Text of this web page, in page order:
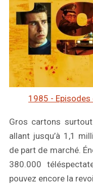
1985 -
Gros cartons
allant jusqu’à 1,1
de part de marché.
380.000
pouvez encore la